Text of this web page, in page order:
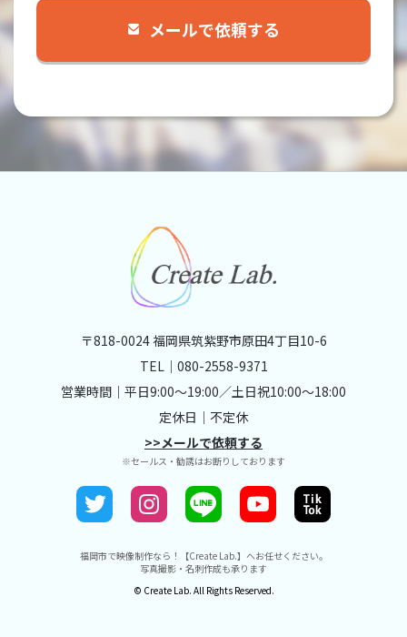
メールで依頼する
〒818-0024 福岡県筑紫野市原田4丁目10-6
TEL｜ 080-2558-9371
営業時間｜平日9:00～19:00／土日祝10:00～18:00
定休日｜不定休
>>メールで依頼する
※セールス・勧誘はお断りしております
福岡市で映像制作なら！【Create Lab.】へお任せください。
写真撮影・名刺作成も承ります
© Create Lab. All Rights Reserved.